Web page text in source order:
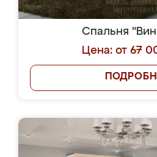
Спальня
Цена: от 67